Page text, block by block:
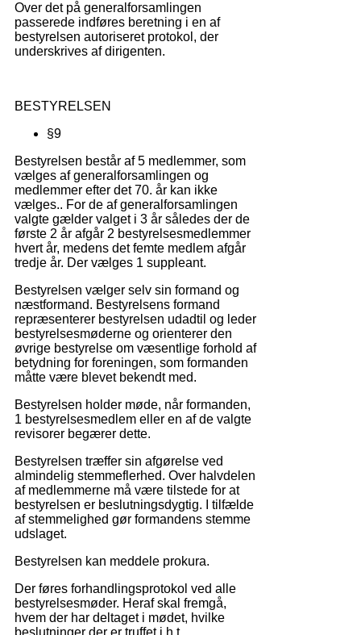
Over det på generalforsamlingen
passerede indføres beretning i en af
bestyrelsen autoriseret protokol, der
underskrives af dirigenten.
BESTYRELSEN
§9
Bestyrelsen består af 5 medlemmer, som
vælges af generalforsamlingen og
medlemmer efter det 70. år kan ikke
vælges.. For de af generalforsamlingen
valgte gælder valget i 3 år således der de
første 2 år afgår 2 bestyrelsesmedlemmer
hvert år, medens det femte medlem afgår
tredje år. Der vælges 1 suppleant.
Bestyrelsen vælger selv sin formand og
næstformand. Bestyrelsens formand
repræsenterer bestyrelsen udadtil og leder
bestyrelsesmøderne og orienterer den
øvrige bestyrelse om væsentlige forhold af
betydning for foreningen, som formanden
måtte være blevet bekendt med.
Bestyrelsen holder møde, når formanden,
1 bestyrelsesmedlem eller en af de valgte
revisorer begærer dette.
Bestyrelsen træffer sin afgørelse ved
almindelig stemmeflerhed. Over halvdelen
af medlemmerne må være tilstede for at
bestyrelsen er beslutningsdygtig. I tilfælde
af stemmelighed gør formandens stemme
udslaget.
Bestyrelsen kan meddele prokura.
Der føres forhandlingsprotokol ved alle
bestyrelsesmøder. Heraf skal fremgå,
hvem der har deltaget i mødet, hvilke